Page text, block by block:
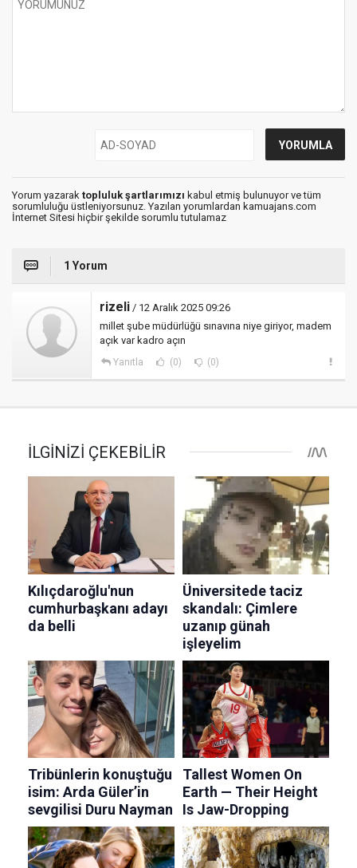
Yorum yazarak topluluk şartlarımızı kabul etmiş bulunuyor ve tüm
sorumluluğu üstleniyorsunuz. Yazılan yorumlardan kamuajans.com
İnternet Sitesi hiçbir şekilde sorumlu tutulamaz
1 Yorum
rizeli / 12 Aralık 2025 09:26
millet şube müdürlüğü sınavına niye giriyor, madem
açık var kadro açın
Yanıtla (0) (0)